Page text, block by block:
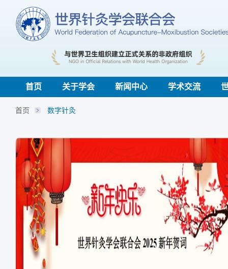
首页 关于学会 新闻中心 学术交流
首页 数字针灸